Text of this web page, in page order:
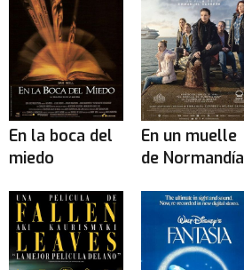
En la boca del
miedo
En un muelle
de Normandía